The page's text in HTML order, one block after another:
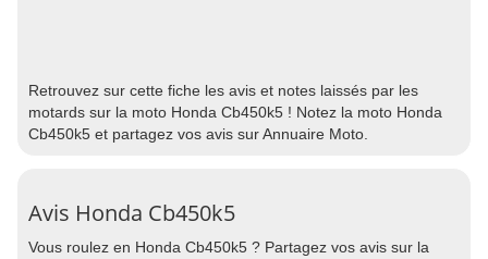
Retrouvez sur cette fiche les avis et notes laissés par les
motards sur la moto Honda Cb450k5 ! Notez la moto Honda
Cb450k5 et partagez vos avis sur Annuaire Moto.
Avis Honda Cb450k5
Vous roulez en Honda Cb450k5 ? Partagez vos avis sur la